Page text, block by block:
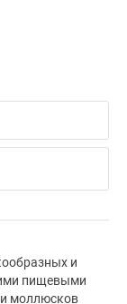
и
пищевыми
моллюсков